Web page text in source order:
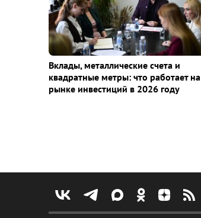
Вклады, металлические счета и
квадратные метры: что работает на
рынке инвестиций в 2026 году